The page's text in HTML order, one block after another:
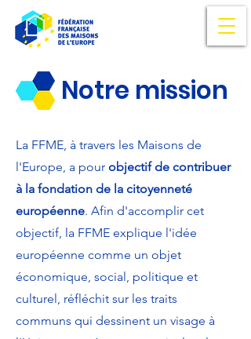
Notre mission
La FFME, à travers les Maisons de
l'Europe, a pour objectif de contribuer
à la fondation de la citoyenneté
européenne. Afin d'accomplir cet
objectif, la FFME explique l'idée
européenne comme un objet
économique, social, politique et
culturel, réfléchit sur les traits
communs qui dessinent un visage à